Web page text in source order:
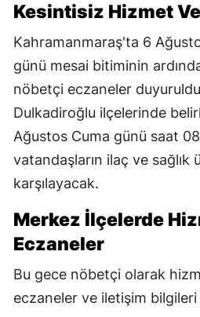
Kesintisiz Hizmet
Kahramanmaraş'ta 6
günü mesai bitiminin
nöbetçi eczaneler
Dulkadiroğlu ilçelerinde
Ağustos Cuma günü saat
vatandaşların ilaç ve sağlık
karşılayacak.
Merkez İlçelerde
Eczaneler
Bu gece nöbetçi olarak
eczaneler ve iletişim bilgileri